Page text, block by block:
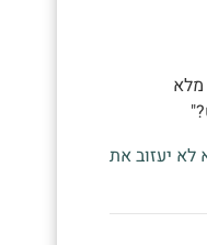
מלא
לא יעזוב את